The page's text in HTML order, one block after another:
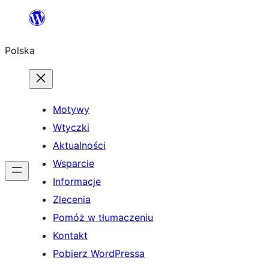
Przejdź
treści
Polska
Motywy
Wtyczki
Aktualności
Wsparcie
Informacje
Zlecenia
Pomóż w tłumaczeniu
Kontakt
Pobierz WordPressa